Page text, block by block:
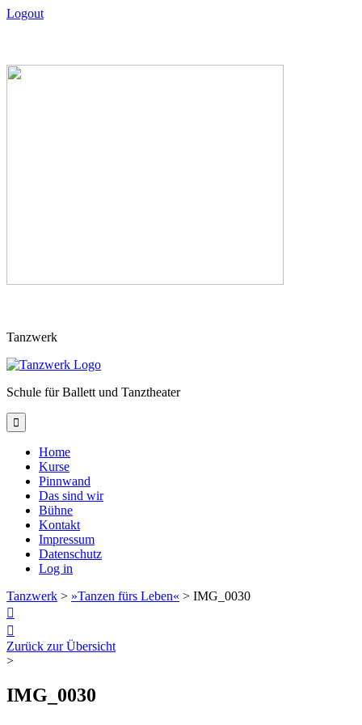
Logout
to
Tanzwerk
Schule für Ballett und Tanztheater

Home
Kurse
Pinnwand
Das sind wir
Bühne
Kontakt
Impressum
Datenschutz
Log in
Tanzwerk > »Tanzen fürs Leben« > IMG_0030


Zurück zur Übersicht
>
IMG_0030